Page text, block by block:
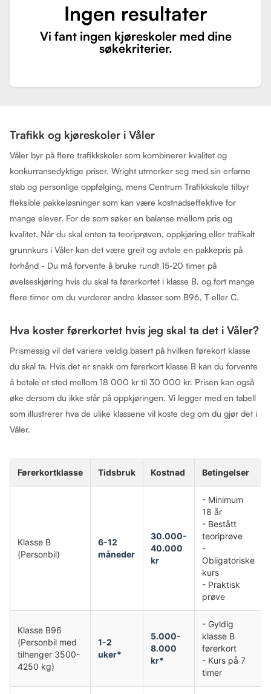
Ingen resultater
Vi fant ingen kjøreskoler med dine
søkekriterier.
Trafikk og kjøreskoler i Våler
Våler byr på flere trafikkskoler som kombinerer kvalitet og
konkurransedyktige priser. Wright utmerker seg med sin erfarne
stab og personlige oppfølging, mens Centrum Trafikkskole tilbyr
fleksible pakkeløsninger som kan være kostnadseffektive for
mange elever. For de som søker en balanse mellom pris og
kvalitet. Når du skal enten ta teoriprøven, oppkjøring eller trafikalt
grunnkurs i Våler kan det være greit og avtale en pakkepris på
forhånd - Du må forvente å bruke rundt 15-20 timer på
øvelseskjøring hvis du skal ta førerkortet i klasse B, og fort mange
flere timer om du vurderer andre klasser som B96, T eller C.
Hva koster førerkortet hvis jeg skal ta det i Våler?
Prismessig vil det variere veldig basert på hvilken førekort klasse
du skal ta. Hvis det er snakk om førerkort klasse B kan du forvente
å betale et sted mellom 18 000 kr til 30 000 kr. Prisen kan også
øke dersom du ikke står på oppkjøringen. Vi legger med en tabell
som illustrerer hva de ulike klassene vil koste deg om du gjør det i
Våler.
Førerkortklasse Tidsbruk Kostnad Betingelser
Klasse B
(Personbil)
6-12
måneder
30.000-
40.000
kr
- Minimum
18 år
- Bestått
teoriprøve
-
Obligatoriske
kurs
- Praktisk
prøve
Klasse B96
(Personbil med
tilhenger 3500-
4250 kg)
1-2
uker*
5.000-
8.000
kr*
- Gyldig
klasse B
førerkort
- Kurs på 7
timer